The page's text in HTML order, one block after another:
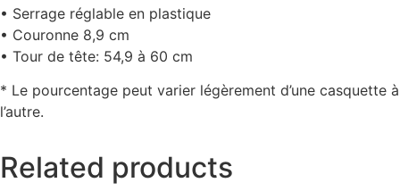
• Serrage réglable en plastique
• Couronne 8,9 cm
• Tour de tête: 54,9 à 60 cm
* Le pourcentage peut varier légèrement d’une casquette à
l’autre.
Related products